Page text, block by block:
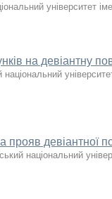
університет
на девіантну
національний
девіантної
національний